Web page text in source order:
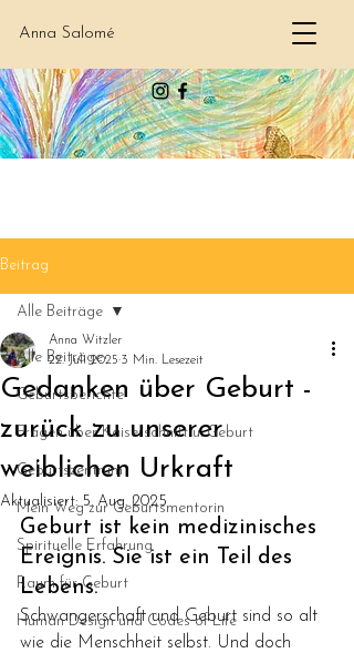
Anna Salomé
Beitrag
Alle Beiträge
Geburtsberichte
Fragen über Kaiserschnitt u. Geburt
Geburtszentrum
Mein Weg zur Geburtsmentorin
Spirituelle Erfahrung
Raum für Geburt
Human Design und Codes of Life
Alle Beiträge
Gedanken über Geburt -
zurück zu unserer
weiblichen Urkraft
Anna Witzler
22. Juli 2025 3 Min. Lesezeit
Aktualisiert:5. Aug. 2025
Geburt ist kein medizinisches
Ereignis. Sie ist ein Teil des
Lebens.
Schwangerschaft und Geburt sind so alt
wie die Menschheit selbst. Und doch